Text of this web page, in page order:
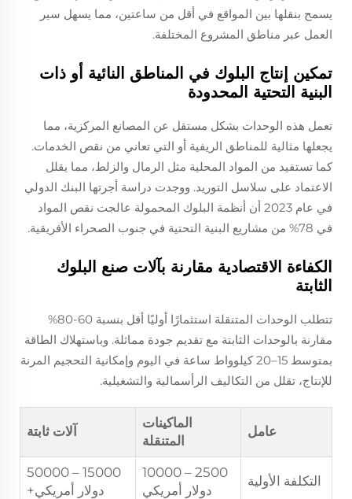
يسمح بنقلها بين المواقع في أقل من ساعتين، مما يسهل سير
العمل عبر مناطق المشروع المختلفة.
تمكين إنتاج البلوك في المناطق النائية أو ذات
البنية التحتية المحدودة
تعمل هذه الوحدات بشكل مستقل عن المصانع المركزية، مما
يجعلها مثالية للمناطق الريفية أو التي تعاني من نقص الخدمات.
كما تستفيد من المواد المحلية مثل الرمال والزلط، مما يقلل
الاعتماد على سلاسل التوريد. ووجدت دراسة أجرتها البنك الدولي
في عام 2023 أن أنظمة البلوك المحمولة عالجت نقص المواد
في 78% من مشاريع البنية التحتية في جنوب الصحراء الأفريقية.
الكفاءة الاقتصادية مقارنة بآلات صنع البلوك
الثابتة
تتطلب الوحدات المتنقلة استثمارًا أوليًا أقل بنسبة 60-80%
مقارنة بالوحدات الثابتة مع تقديم جودة مماثلة. وباستهلاك الطاقة
بمتوسط 15–20 كيلوواط ساعة في اليوم وإمكانية التحجيم المرنة
للإنتاج، تقلل من التكاليف الرأسمالية والتشغيلية.
عامل
الماكينات
المتنقلة
آلات ثابتة
التكلفة الأولية
2500 – 10000
دولار أمريكي
15000 – 50000
دولار أمريكي+